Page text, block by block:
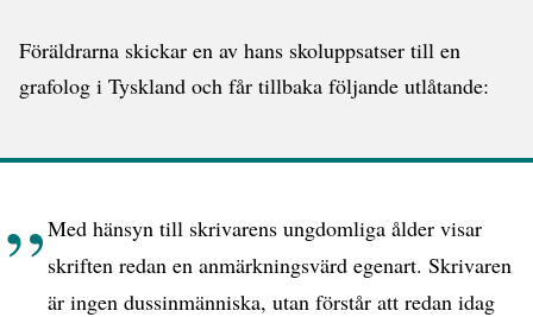
Föräldrarna skickar en av hans skoluppsatser till en
grafolog i Tyskland och får tillbaka följande utlåtande:
Med hänsyn till skrivarens ungdomliga ålder visar
skriften redan en anmärkningsvärd egenart. Skrivaren
är ingen dussinmänniska, utan förstår att redan idag